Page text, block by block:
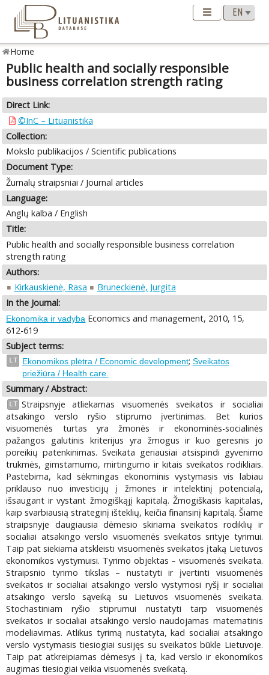
Home
Public health and socially responsible
business correlation strength rating
Direct Link:
©InC – Lituanistika
Collection:
Mokslo publikacijos / Scientific publications
Document Type:
Žurnalų straipsniai / Journal articles
Language:
Anglų kalba / English
Title:
Public health and socially responsible business correlation
strength rating
Authors:
Kirkauskienė, Rasa
Bruneckienė, Jurgita
In the Journal:
Ekonomika ir vadyba Economics and management, 2010, 15,
612-619
Subject terms:
LT Ekonomikos plėtra / Economic development; Sveikatos
priežiūra / Health care.
Summary / Abstract:
LT Straipsnyje atliekamas visuomenės sveikatos ir socialiai
atsakingo verslo ryšio stiprumo įvertinimas. Bet kurios
visuomenės turtas yra žmonės ir ekonominės-socialinės
pažangos galutinis kriterijus yra žmogus ir kuo geresnis jo
poreikių patenkinimas. Sveikata geriausiai atsispindi gyvenimo
trukmės, gimstamumo, mirtingumo ir kitais sveikatos rodikliais.
Pastebima, kad sėkmingas ekonominis vystymasis vis labiau
priklauso nuo investicijų į žmones ir intelektinį potencialą,
išsaugant ir vystant žmogiškąjį kapitalą. Žmogiškasis kapitalas,
kaip svarbiausią strateginį išteklių, keičia finansinį kapitalą. Šiame
straipsnyje daugiausia dėmesio skiriama sveikatos rodiklių ir
socialiai atsakingo verslo visuomenės sveikatos srityje tyrimui.
Taip pat siekiama atskleisti visuomenės sveikatos įtaką Lietuvos
ekonomikos vystymuisi. Tyrimo objektas – visuomenės sveikata.
Straipsnio tyrimo tikslas – nustatyti ir įvertinti visuomenės
sveikatos ir socialiai atsakingo verslo vystymosi ryšį ir socialiai
atsakingo verslo sąveiką su Lietuvos visuomenės sveikata.
Stochastiniam ryšio stiprumui nustatyti tarp visuomenės
sveikatos ir socialiai atsakingo verslo naudojamas matematinis
modeliavimas. Atlikus tyrimą nustatyta, kad socialiai atsakingo
verslo vystymasis tiesiogiai susijęs su sveikatos būkle Lietuvoje.
Taip pat atkreipiamas dėmesys į ta, kad verslo ir ekonomikos
augimas tiesiogiai veikia visuomenės sveikatą.